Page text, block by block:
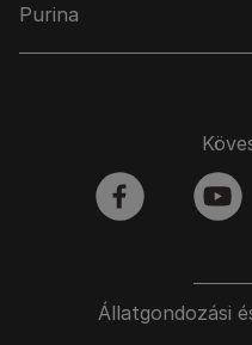
Purina
Állatgondozási
facebook